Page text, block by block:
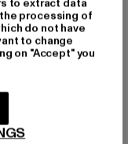
Ramstadt |
to extract data
processing of
do not have
to change
on "Accept" you